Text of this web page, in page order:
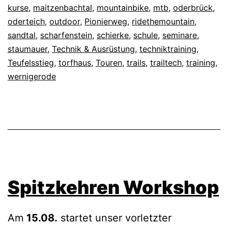
kurse, maitzenbachtal, mountainbike, mtb, oderbrück,
oderteich, outdoor, Pionierweg, ridethemountain,
sandtal, scharfenstein, schierke, schule, seminare,
staumauer, Technik & Ausrüstung, techniktraining,
Teufelsstieg, torfhaus, Touren, trails, trailtech, training,
wernigerode
Spitzkehren Workshop
Am 15.08. startet unser vorletzter